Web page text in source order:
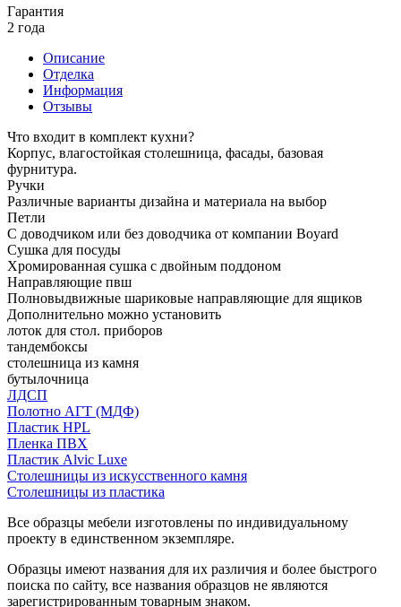
Гарантия
2 года
Описание
Отделка
Информация
Отзывы
Что входит в комплект кухни?
Корпус, влагостойкая столешница, фасады, базовая
фурнитура.
Ручки
Различные варианты дизайна и материала на выбор
Петли
С доводчиком или без доводчика от компании Boyard
Сушка для посуды
Хромированная сушка с двойным поддоном
Направляющие пвш
Полновыдвижные шариковые направляющие для ящиков
Дополнительно можно установить
лоток для стол. приборов
тандембоксы
столешница из камня
бутылочница
ЛДСП
Полотно АГТ (МДФ)
Пластик HPL
Пленка ПВХ
Пластик Alvic Luxe
Столешницы из искусственного камня
Столешницы из пластика
Все образцы мебели изготовлены по индивидуальному
проекту в единственном экземпляре.
Образцы имеют названия для их различия и более быстрого
поиска по сайту, все названия образцов не являются
зарегистрированным товарным знаком.